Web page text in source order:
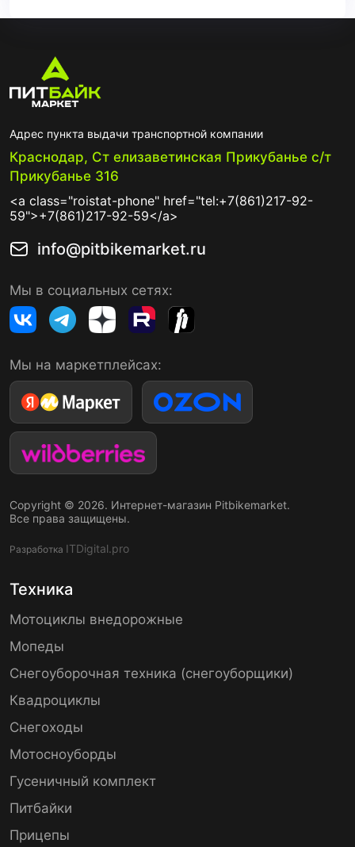
Адрес пункта выдачи транспортной компании
Краснодар, Ст елизаветинская Прикубанье с/т
Прикубанье 316
<a class="roistat-phone" href="tel:+7(861)217-92-
59">+7(861)217-92-59</a>
info@pitbikemarket.ru
Мы в социальных сетях:
Мы на маркетплейсах:
Copyright © 2026. Интернет-магазин Pitbikemarket.
Все права защищены.
Разработка ITDigital.pro
Техника
Мотоциклы внедорожные
Мопеды
Снегоуборочная техника (снегоуборщики)
Квадроциклы
Снегоходы
Мотосноуборды
Гусеничный комплект
Питбайки
Прицепы